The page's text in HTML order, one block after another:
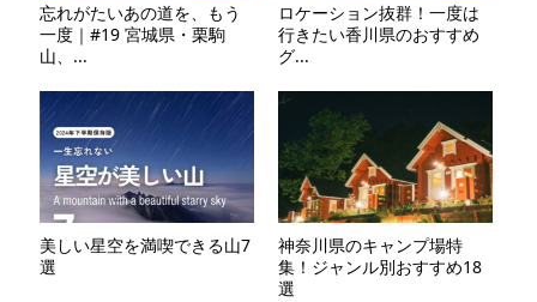
忘れがたいあの道を、もう
一度｜#19 宮城県・栗駒
山、...
ロケーション抜群！一度は
行きたい香川県のおすすめ
グ...
美しい星空を満喫できる山7
選
神奈川県のキャンプ場特
集！ジャンル別おすすめ18
選